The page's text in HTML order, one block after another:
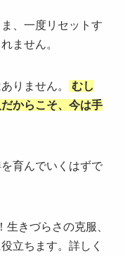
、一度リセットす
ません。
りません。
むし
からこそ、今は手
育んでいくはずで
きづらさの克服、
立ちます。詳しく